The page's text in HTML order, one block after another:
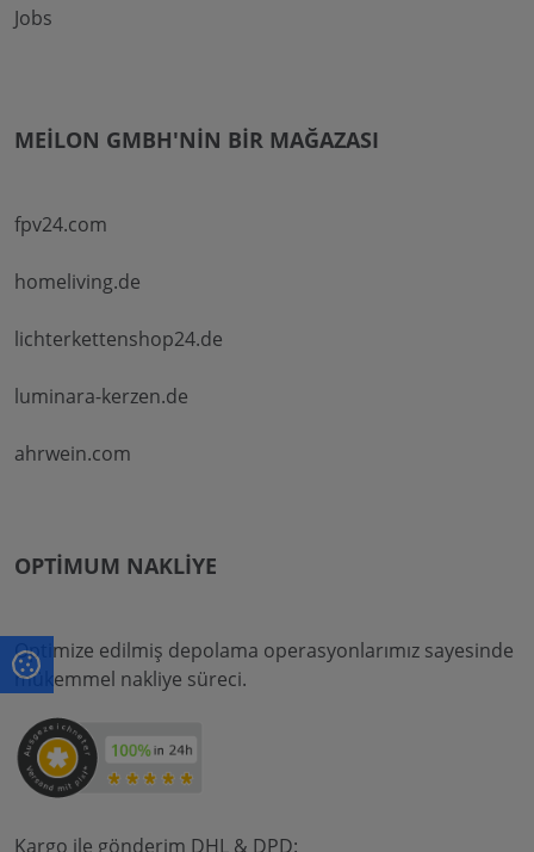
Jobs
MEILON GMBH'NIN BIR MAĞAZASI
fpv24.com
homeliving.de
lichterkettenshop24.de
luminara-kerzen.de
ahrwein.com
OPTIMUM NAKLIYE
Optimize edilmiş depolama operasyonlarımız sayesinde
mükemmel nakliye süreci.
Kargo ile gönderim DHL & DPD: